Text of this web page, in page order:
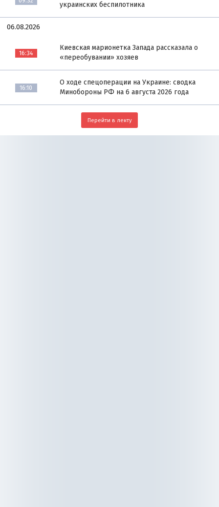
украинских беспилотника
06.08.2026
16:34
Киевская марионетка Запада рассказала о
«переобувании» хозяев
16:10
О ходе спецоперации на Украине: сводка
Минобороны РФ на 6 августа 2026 года
Перейти в ленту